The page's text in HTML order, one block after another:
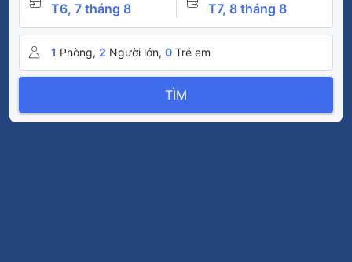
T6, 7 tháng 8 T7, 8 tháng 8
1 Phòng, 2 Người lớn, 0 Trẻ em
TÌM